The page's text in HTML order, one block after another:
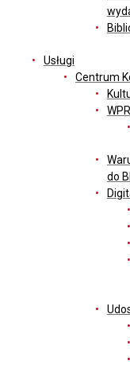
Usługi
Centrum
do